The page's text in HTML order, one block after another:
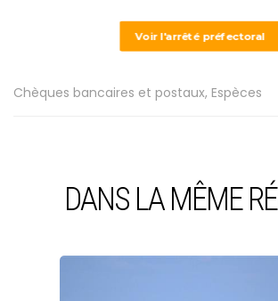
Chèques bancaires et postaux, Espèces
DANS LA MÊME
Voir l'arrêté préfectoral